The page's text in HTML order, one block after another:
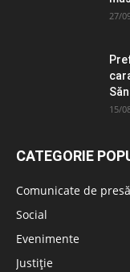
27/
15/
CATEGORIE
Comunicate de presă
Social
Evenimente
Justiție